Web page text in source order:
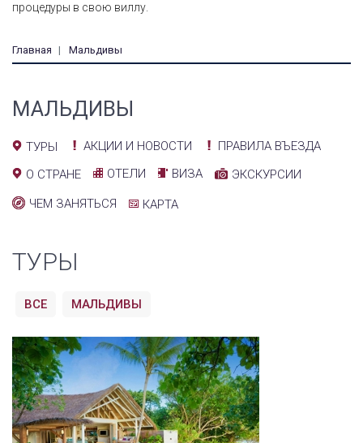
процедуры в свою виллу.
Главная Мальдивы
МАЛЬДИВЫ
ТУРЫ АКЦИИ И НОВОСТИ
ПРАВИЛА ВЪЕЗДА
О СТРАНЕ
ОТЕЛИ ВИЗА
ЭКСКУРСИИ
ЧЕМ ЗАНЯТЬСЯ
КАРТА
ТУРЫ
ВСЕ МАЛЬДИВЫ